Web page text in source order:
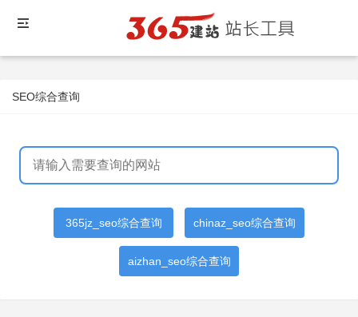
SEO综合查询
365jz_seo综合查询 chinaz_seo综合查询
aizhan_seo综合查询